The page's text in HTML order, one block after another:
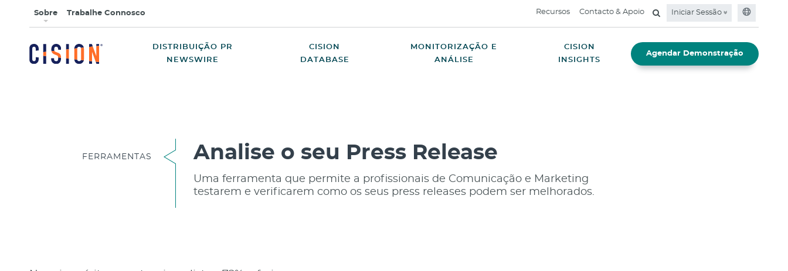
Sobre Trabalhe Connosco Recursos Contacto & Apoio Iniciar Sessão
DISTRIBUIÇÃO PR
NEWSWIRE
CISION
DATABASE
MONITORIZAÇÃO E
ANÁLISE
CISION
INSIGHTS
Agendar Demonstração
FERRAMENTAS Analise o seu Press Release
Uma ferramenta que permite a profissionais de Comunicação e Marketing
testarem e verificarem como os seus press releases podem ser melhorados.